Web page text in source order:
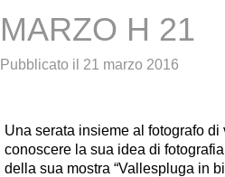
MARZO H 21
Pubblicato il 21 marzo 2016
Una serata insieme al fotografo
conoscere la sua idea di
della sua mostra “Vallespluga in